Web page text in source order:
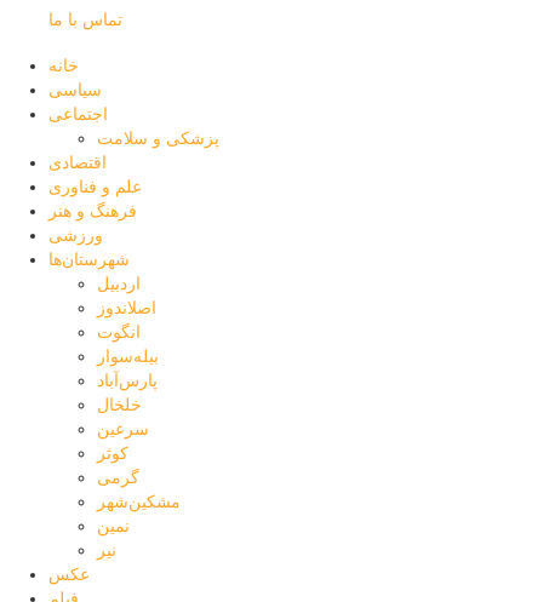
تماس با ما
خانه
سیاسی
اجتماعی
پزشکی و سلامت
اقتصادی
علم و فناوری
فرهنگ و هنر
ورزشی
شهرستان‌ها
اردبیل
اصلاندوز
انگوت
بیله‌سوار
پارس‌آباد
خلخال
سرعین
کوثر
گرمی
مشکین‌شهر
نمین
نیر
عکس